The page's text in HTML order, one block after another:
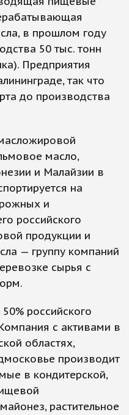
в прошлом году
50 тыс. тонн
Предприятия
так что
до производства
масло,
и Малайзии в
на
и
российского
продукции и
— группу компаний
сырья с
российского
с активами в
областях,
производит
в кондитерской,
растительное